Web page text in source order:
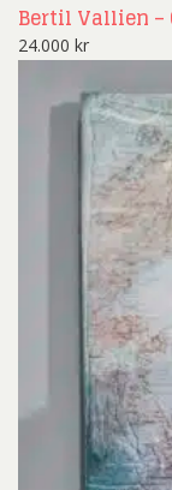
Bertil Vallien –
24.000 kr